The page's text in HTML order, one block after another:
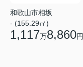
和歌山市相坂
- (155.29㎡)
1,117万8,860円